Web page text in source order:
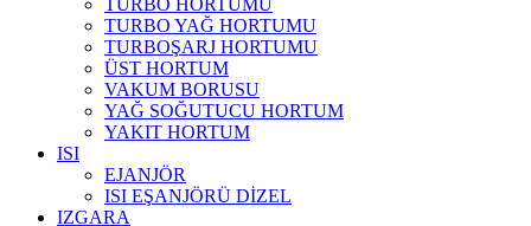
TURBO HORTUMU
TURBO YAĞ HORTUMU
TURBOŞARJ HORTUMU
ÜST HORTUM
VAKUM BORUSU
YAĞ SOĞUTUCU HORTUM
YAKIT HORTUM
ISI
EJANJÖR
ISI EŞANJÖRÜ DİZEL
IZGARA